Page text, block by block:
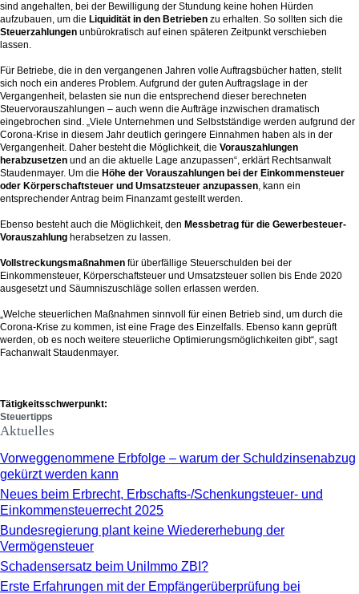
sind angehalten, bei der Bewilligung der Stundung keine hohen Hürden
aufzubauen, um die Liquidität in den Betrieben zu erhalten. So sollten sich die
Steuerzahlungen unbürokratisch auf einen späteren Zeitpunkt verschieben
lassen.
Für Betriebe, die in den vergangenen Jahren volle Auftragsbücher hatten, stellt
sich noch ein anderes Problem. Aufgrund der guten Auftragslage in der
Vergangenheit, belasten sie nun die entsprechend dieser berechneten
Steuervorauszahlungen – auch wenn die Aufträge inzwischen dramatisch
eingebrochen sind. „Viele Unternehmen und Selbstständige werden aufgrund der
Corona-Krise in diesem Jahr deutlich geringere Einnahmen haben als in der
Vergangenheit. Daher besteht die Möglichkeit, die Vorauszahlungen
herabzusetzen und an die aktuelle Lage anzupassen“, erklärt Rechtsanwalt
Staudenmayer. Um die Höhe der Vorauszahlungen bei der Einkommensteuer
oder Körperschaftsteuer und Umsatzsteuer anzupassen, kann ein
entsprechender Antrag beim Finanzamt gestellt werden.
Ebenso besteht auch die Möglichkeit, den Messbetrag für die Gewerbesteuer-
Vorauszahlung herabsetzen zu lassen.
Vollstreckungsmaßnahmen für überfällige Steuerschulden bei der
Einkommensteuer, Körperschaftsteuer und Umsatzsteuer sollen bis Ende 2020
ausgesetzt und Säumniszuschläge sollen erlassen werden.
„Welche steuerlichen Maßnahmen sinnvoll für einen Betrieb sind, um durch die
Corona-Krise zu kommen, ist eine Frage des Einzelfalls. Ebenso kann geprüft
werden, ob es noch weitere steuerliche Optimierungsmöglichkeiten gibt“, sagt
Fachanwalt Staudenmayer.
Tätigkeitsschwerpunkt:
Steuertipps
Aktuelles
Vorweggenommene Erbfolge – warum der Schuldzinsenabzug
gekürzt werden kann
Neues beim Erbrecht, Erbschafts-/Schenkungsteuer- und
Einkommensteuerrecht 2025
Bundesregierung plant keine Wiedererhebung der
Vermögensteuer
Schadensersatz beim UniImmo ZBI?
Erste Erfahrungen mit der Empfängerüberprüfung bei